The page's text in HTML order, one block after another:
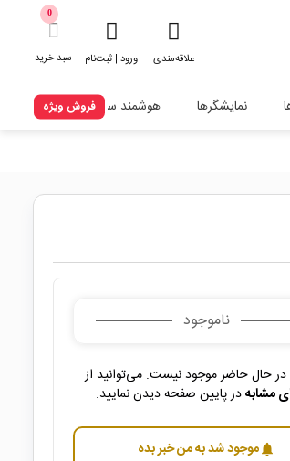
علاقه‌مندی ورود | ثبت‌نام
0
سبد خرید
نمایشگرها هوشمند سازیفروش ویژه
ناموجود
در حال حاضر موجود نیست. می‌توانید از
مشابهدر پایین صفحه دیدن نمایید.
notificationsموجود شد به من خبر بده